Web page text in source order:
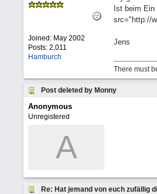
Joined: May 2002
Posts: 2,011
Hamburch
Ist beim
src="http://
Jens
There must
Post deleted by Monny
Anonymous
Unregistered
A
Re: Hat jemand von euch zufällig